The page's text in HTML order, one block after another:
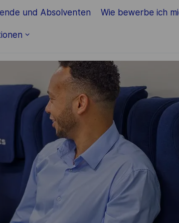
und Absolventen Wie bewerbe ich